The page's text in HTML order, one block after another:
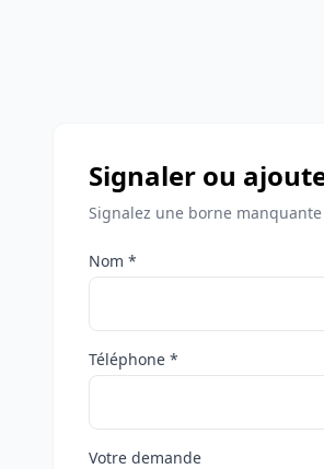
Signaler ou
Signalez une borne
Nom *
Téléphone *
Votre demande